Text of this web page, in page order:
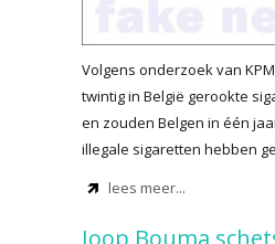
Volgens onderzoek van
twintig in België gerookte
en zouden Belgen in één
illegale sigaretten hebben
lees meer...
Joop Bouma